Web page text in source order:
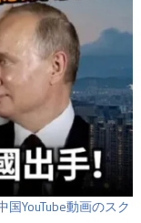
YouTube動画のスク